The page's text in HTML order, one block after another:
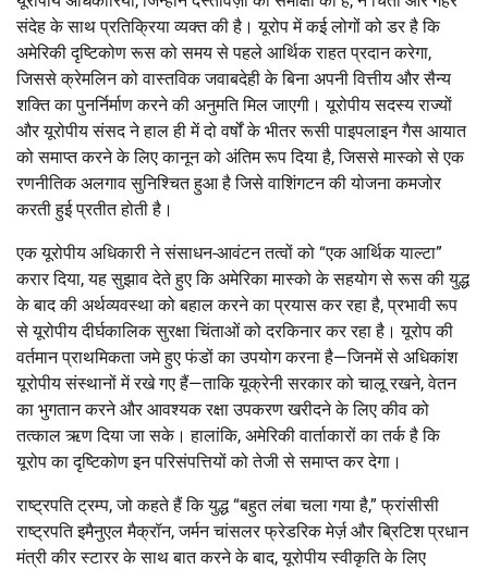
संदेह के साथ प्रतिक्रिया व्यक्त की है। यूरोप में कई लोगों को डर है कि
अमेरिकी दृष्टिकोण रूस को समय से पहले आर्थिक राहत प्रदान करेगा,
जिससे क्रेमलिन को वास्तविक जवाबदेही के बिना अपनी वित्तीय और सैन्य
शक्ति का पुनर्निर्माण करने की अनुमति मिल जाएगी। यूरोपीय सदस्य राज्यों
और यूरोपीय संसद ने हाल ही में दो वर्षों के भीतर रूसी पाइपलाइन गैस आयात
को समाप्त करने के लिए कानून को अंतिम रूप दिया है, जिससे मास्को से एक
रणनीतिक अलगाव सुनिश्चित हुआ है जिसे वाशिंगटन की योजना कमजोर
करती हुई प्रतीत होती है।
एक यूरोपीय अधिकारी ने संसाधन-आवंटन तत्वों को “एक आर्थिक याल्टा”
करार दिया, यह सुझाव देते हुए कि अमेरिका मास्को के सहयोग से रूस की युद्ध
के बाद की अर्थव्यवस्था को बहाल करने का प्रयास कर रहा है, प्रभावी रूप
से यूरोपीय दीर्घकालिक सुरक्षा चिंताओं को दरकिनार कर रहा है। यूरोप की
वर्तमान प्राथमिकता जमे हुए फंडों का उपयोग करना है—जिनमें से अधिकांश
यूरोपीय संस्थानों में रखे गए हैं—ताकि यूक्रेनी सरकार को चालू रखने, वेतन
का भुगतान करने और आवश्यक रक्षा उपकरण खरीदने के लिए कीव को
तत्काल ऋण दिया जा सके। हालांकि, अमेरिकी वार्ताकारों का तर्क है कि
यूरोप का दृष्टिकोण इन परिसंपत्तियों को तेजी से समाप्त कर देगा।
राष्ट्रपति ट्रम्प, जो कहते हैं कि युद्ध “बहुत लंबा चला गया है,” फ्रांसीसी
राष्ट्रपति इमैनुएल मैक्रॉन, जर्मन चांसलर फ्रेडरिक मेर्ज़ और ब्रिटिश प्रधान
मंत्री कीर स्टारर के साथ बात करने के बाद, यूरोपीय स्वीकृति के लिए